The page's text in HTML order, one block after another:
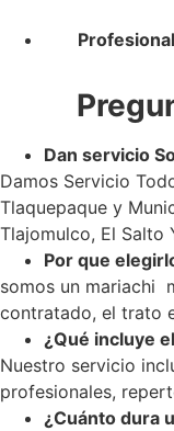
Dan servicio
Damos Servicio
Tlaquepaque y
Tlajomulco, El Salto
Por que
somos un mariachi
contratado, el trato
¿Qué incluye
Nuestro servicio
profesionales,
¿Cuánto dura